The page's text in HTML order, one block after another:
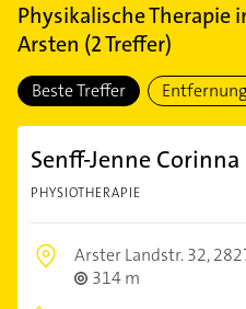
Physikalische Therapie
Arsten (2Treffer)
Beste Treffer Entfernung
Senff-Jenne Corinna
PHYSIOTHERAPIE
Arster Landstr. 32,
314 m